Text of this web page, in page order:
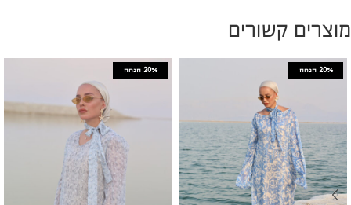
מוצרים קשורים
20% הנחה 20% הנחה